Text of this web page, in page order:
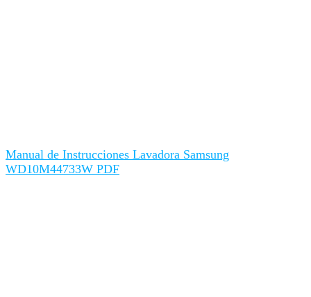
Manual de Instrucciones Lavadora Samsung
WD10M44733W PDF